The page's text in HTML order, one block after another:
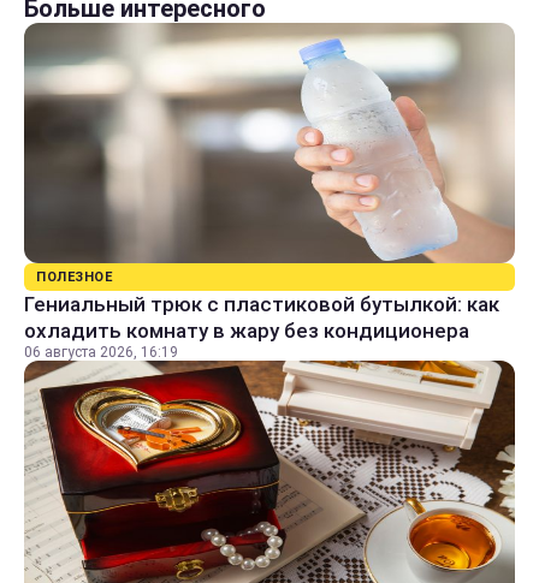
Больше интересного
ПОЛЕЗНОЕ
Гениальный трюк с пластиковой бутылкой: как
охладить комнату в жару без кондиционера
06 августа 2026, 16:19